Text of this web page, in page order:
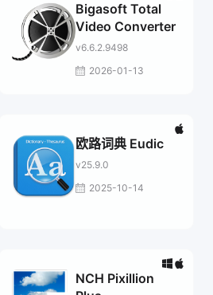
Bigasoft Total
Video Converter
v6.6.2.9498
2026-01-13
欧路词典 Eudic
v25.9.0
2025-10-14
NCH Pixillion